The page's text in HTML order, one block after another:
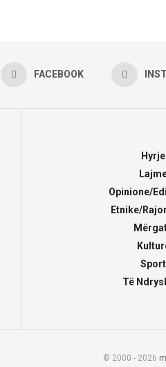
FACEBOOK
Hyrje
Opinione/
Etnike/
Sport
Të
© 2000 - 2026